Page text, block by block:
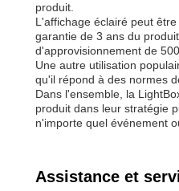
produit.
L'affichage éclairé peut
garantie de 3 ans du
d'approvisionnement de
Une autre utilisation
qu'il répond à des normes
Dans l'ensemble, la
produit dans leur stratégie
n'importe quel événement
Assistance et